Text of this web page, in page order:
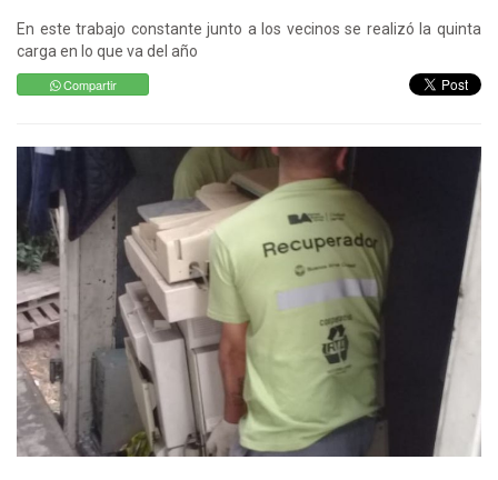
En este trabajo constante junto a los vecinos se realizó la quinta
carga en lo que va del año
Compartir